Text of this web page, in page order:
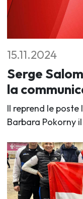
15.11.2024
Serge
la
Il reprend le
Barbara Pokorny